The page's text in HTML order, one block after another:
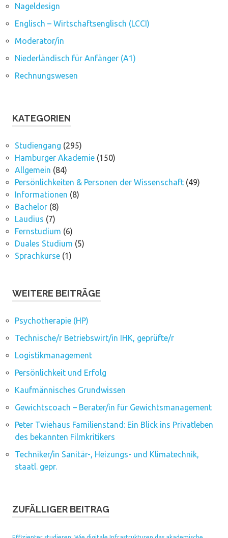
Nageldesign
Englisch – Wirtschaftsenglisch (LCCI)
Moderator/in
Niederländisch für Anfänger (A1)
Rechnungswesen
KATEGORIEN
Studiengang (295)
Hamburger Akademie(150)
Allgemein (84)
Persönlichkeiten & Personen der Wissenschaft(49)
Informationen (8)
Bachelor(8)
Laudius (7)
Fernstudium (6)
Duales Studium (5)
Sprachkurse(1)
WEITERE BEITRÄGE
Psychotherapie (HP)
Technische/r Betriebswirt/in IHK, geprüfte/r
Logistikmanagement
Persönlichkeit und Erfolg
Kaufmännisches Grundwissen
Gewichtscoach – Berater/in für Gewichtsmanagement
Peter Twiehaus Familienstand: Ein Blick ins Privatleben
des bekannten Filmkritikers
Techniker/in Sanitär-, Heizungs- und Klimatechnik,
staatl. gepr.
ZUFÄLLIGER BEITRAG